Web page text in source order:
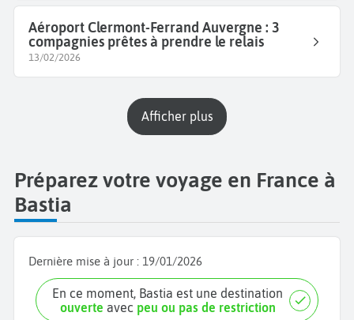
Aéroport Clermont-Ferrand Auvergne : 3
compagnies prêtes à prendre le relais
13/02/2026
Afficher plus
Préparez votre voyage en France à
Bastia
Dernière mise à jour : 19/01/2026
En ce moment, Bastia est une destination
ouverte avec peu ou pas de restriction